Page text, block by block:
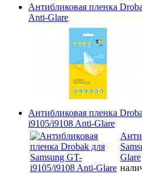
Антибликовая пленка
Anti-Glare
Антибликовая пленка
i9105/i9108 Anti-Glare
Glare